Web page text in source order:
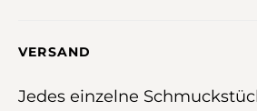
VERSAND
Jedes einzelne